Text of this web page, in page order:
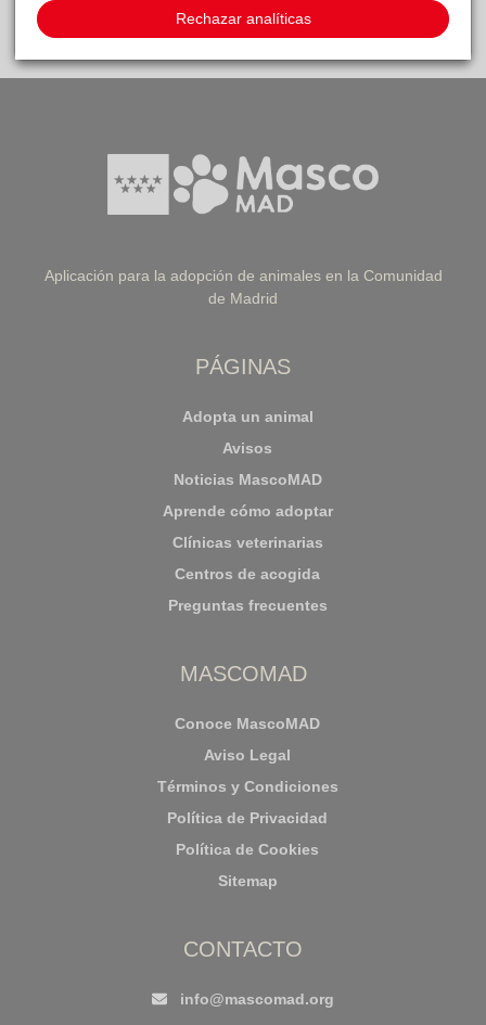
Aplicación para la adopción de animales en la Comunidad
de Madrid
PÁGINAS
Adopta un animal
Avisos
Noticias MascoMAD
Aprende cómo adoptar
Clínicas veterinarias
Centros de acogida
Preguntas frecuentes
MASCOMAD
Conoce MascoMAD
Aviso Legal
Términos y Condiciones
Política de Privacidad
Política de Cookies
Sitemap
CONTACTO
info@mascomad.org
Rechazar analíticas